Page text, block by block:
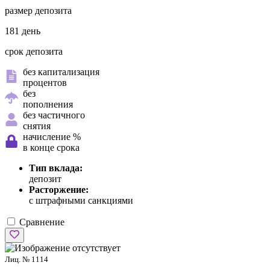
размер депозита
181 день
срок депозита
без капитализация
процентов
без
пополнения
без частичного
снятия
начисление %
в конце срока
Тип вклада:
депозит
Расторжение:
с штрафными санкциями
Сравнение
Лиц. № 1114